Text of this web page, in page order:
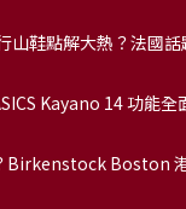
山鞋點解大熱？法國
Kayano 14 功能
Birkenstock Boston